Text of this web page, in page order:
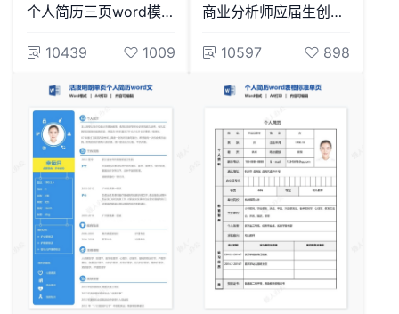
个人简历三页word模板封面自荐信(17)
10439 1009
商业分析师应届生创意个人简历Word模板
10597 898